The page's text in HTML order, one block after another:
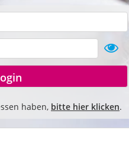
haben, bitte hier klicken.